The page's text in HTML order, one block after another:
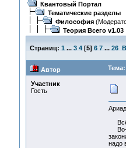
Квантовый Портал
Тематические разделы
Философия
Теория Всего v1.03
Страниц: 1 ... 3 4[5] 6 7 ... 26
Автор
Участник
Гость
Всё
Во-
надо